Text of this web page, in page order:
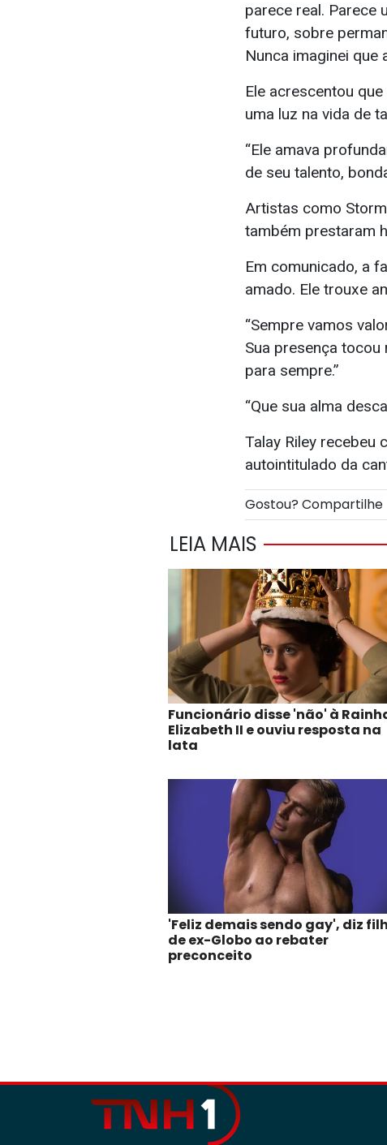
parece real. Parece
futuro, sobre
Nunca imaginei que
Ele acrescentou
uma luz na vida de
“Ele amava
de seu talento,
Artistas como
também prestaram
Em comunicado, a
amado. Ele trouxe
“Sempre vamos
Sua presença
para sempre.”
“Que sua alma
Talay Riley recebeu
autointitulado da
Gostou? Compartilhe
LEIA MAIS
Funcionário disse 'não' à
Elizabeth II e ouviu resposta na
lata
'Feliz demais sendo gay', diz
de ex-Globo ao rebater
preconceito